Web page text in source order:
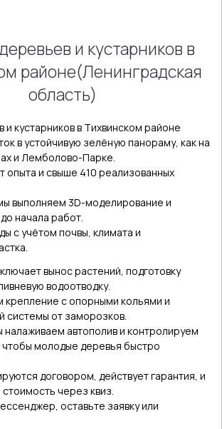
и кустарников в
районе(Ленинградская
область)
и кустарников в Тихвинском районе
в устойчивую зелёную панораму, как на
и Лемболово-Парке.
опыта и свыше 410 реализованных
выполняем 3D-моделирование и
начала работ.
с учётом почвы, климата и
вынос растений, подготовку
водоотводку.
с опорными кольями и
системы от заморозков.
автополив и контролируем
чтобы молодые деревья быстро
договором, действует гарантия, и
через квиз.
оставьте заявку или